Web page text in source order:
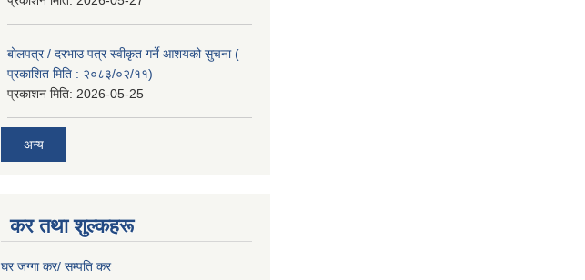
बोलपत्र / दरभाउ पत्र स्वीकृत गर्ने आशयको सुचना (
प्रकाशित मिति : २०८३/०२/११)
प्रकाशन मिति: 2026-05-25
अन्य
कर तथा शुल्कहरू
घर जग्गा कर/ सम्पति कर